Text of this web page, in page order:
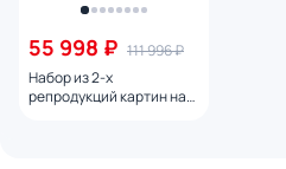
55 998 ₽ 111 996 ₽
Набор из 2-х
репродукций картин на